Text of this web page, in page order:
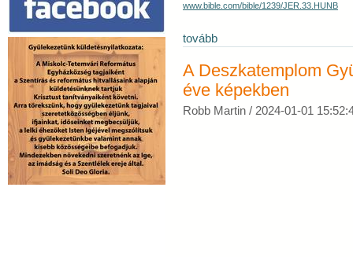
www.bible.com/bible/1239/JER.33.HUNB
tovább
A Deszkatemplom
éve képekben
Robb Martin / 2024-01-01